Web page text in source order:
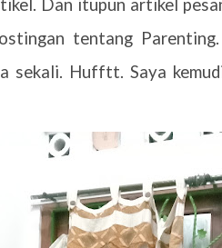
Dan itupun artikel
tentang
sekali. Hufftt. Saya